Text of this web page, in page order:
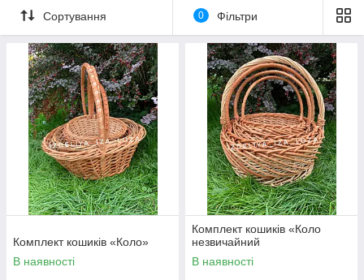
потреб!
раді Вашим замовленням!
Сортування 0 Фільтри
Комплект кошиків «Коло»
В наявності
Комплект кошиків «Коло
незвичайний
В наявності